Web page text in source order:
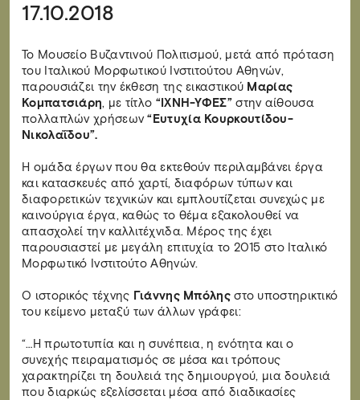
17.10.2018
Το Μουσείο Βυζαντινού Πολιτισμού, μετά από πρόταση
του Ιταλικού Μορφωτικού Ινστιτούτου Αθηνών,
παρουσιάζει την έκθεση της εικαστικού Μαρίας
Κομπατσιάρη, με τίτλο “ΙΧΝΗ-ΥΦΕΣ”στην αίθουσα
πολλαπλών χρήσεων“Ευτυχία Κουρκουτίδου-
Νικολαΐδου”.
Η ομάδα έργων που θα εκτεθούν περιλαμβάνει έργα
και κατασκευές από χαρτί, διαφόρων τύπων και
διαφορετικών τεχνικών και εμπλουτίζεται συνεχώς με
καινούργια έργα, καθώς το θέμα εξακολουθεί να
απασχολεί την καλλιτέχνιδα. Μέρος της έχει
παρουσιαστεί με μεγάλη επιτυχία το 2015 στο Ιταλικό
Μορφωτικό Ινστιτούτο Αθηνών.
Ο ιστορικός τέχνης Γιάννης Μπόληςστο υποστηρικτικό
του κείμενο μεταξύ των άλλων γράφει:
“…Η πρωτοτυπία και η συνέπεια, η ενότητα και ο
συνεχής πειραματισμός σε μέσα και τρόπους
χαρακτηρίζει τη δουλειά της δημιουργού, μια δουλειά
που διαρκώς εξελίσσεται μέσα από διαδικασίες